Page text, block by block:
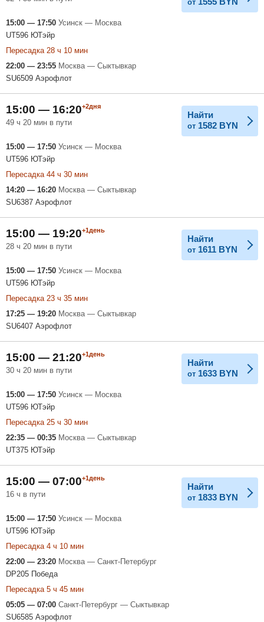
от
15:00 — 17:50 Усинск — Москва
UT596 ЮТэйр
Пересадка 28 ч 10 мин
22:00 — 23:55 Москва — Сыктывкар
SU6509 Аэрофлот
15:00 — 16:20+2дня
49 ч 20 мин в пути
Найти
от 1582 BYN
15:00 — 17:50 Усинск — Москва
UT596 ЮТэйр
Пересадка 44 ч 30 мин
14:20 — 16:20 Москва — Сыктывкар
SU6387 Аэрофлот
15:00 — 19:20+1день
28 ч 20 мин в пути
Найти
от 1611 BYN
15:00 — 17:50 Усинск — Москва
UT596 ЮТэйр
Пересадка 23 ч 35 мин
17:25 — 19:20 Москва — Сыктывкар
SU6407 Аэрофлот
15:00 — 21:20+1день
30 ч 20 мин в пути
Найти
от 1633 BYN
15:00 — 17:50 Усинск — Москва
UT596 ЮТэйр
Пересадка 25 ч 30 мин
22:35 — 00:35 Москва — Сыктывкар
UT375 ЮТэйр
15:00 — 07:00+1день
16 ч в пути
Найти
от 1833 BYN
15:00 — 17:50 Усинск — Москва
UT596 ЮТэйр
Пересадка 4 ч 10 мин
22:00 — 23:20 Москва — Санкт-Петербург
DP205 Победа
Пересадка 5 ч 45 мин
05:05 — 07:00 Санкт-Петербург — Сыктывкар
SU6585 Аэрофлот